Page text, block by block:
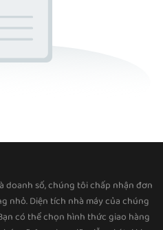
doanh số, chúng tôi chấp nhận đơn
nhỏ. Diện tích nhà máy của chúng
có thể chọn hình thức giao hàng